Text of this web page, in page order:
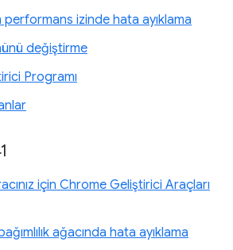
performans izinde hata ayıklama
değiştirme
Programı
için Chrome Geliştirici Araçları
ağacında hata ayıklama